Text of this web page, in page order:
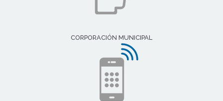
CORPORACIÓN MUNICIPAL